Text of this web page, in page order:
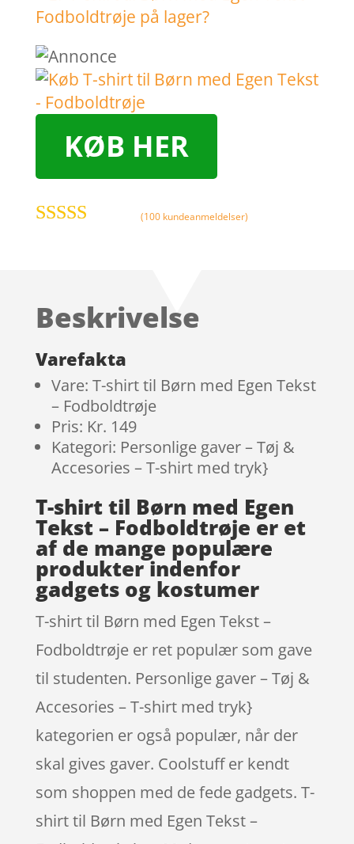
KØB HER
kundebedø
(100 kundeanmeldelser)
Beskrivelse
Varefakta
Vare: T-shirt til Børn med Egen Tekst
– Fodboldtrøje
Pris: Kr. 149
Kategori: Personlige gaver – Tøj &
Accesories – T-shirt med tryk}
T-shirt til Børn med Egen
Tekst – Fodboldtrøje er et
af de mange populære
produkter indenfor
gadgets og kostumer
T-shirt til Børn med Egen Tekst –
Fodboldtrøje er ret populær som gave
til studenten. Personlige gaver – Tøj &
Accesories – T-shirt med tryk}
kategorien er også populær, når der
skal gives gaver. Coolstuff er kendt
som shoppen med de fede gadgets. T-
shirt til Børn med Egen Tekst –